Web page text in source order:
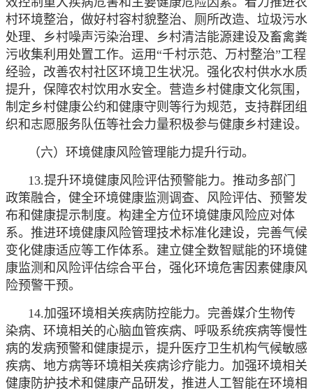
村环境整治，做好村容村貌整治、厕所改造、垃圾污水
处理、乡村噪声污染治理、乡村清洁能源建设及畜禽粪
污收集利用处置工作。运用“千村示范、万村整治”工程
经验，改善农村社区环境卫生状况。强化农村供水水质
提升，保障农村饮用水安全。营造乡村健康文化氛围，
制定乡村健康公约和健康守则等行为规范，支持群团组
织和志愿服务队伍等社会力量积极参与健康乡村建设。
（六）环境健康风险管理能力提升行动。
13.提升环境健康风险评估预警能力。推动多部门
政策融合，健全环境健康监测调查、风险评估、预警发
布和健康提示制度。构建全方位环境健康风险应对体
系。推进环境健康风险管理技术标准化建设，完善气候
变化健康适应等工作体系。建立健全数智赋能的环境健
康监测和风险评估综合平台，强化环境危害因素健康风
险预警干预。
14.加强环境相关疾病防控能力。完善媒介生物传
染病、环境相关的心脑血管疾病、呼吸系统疾病等慢性
病的发病预警和健康提示，提升医疗卫生机构气候敏感
疾病、地方病等环境相关疾病诊疗能力。加强环境相关
健康防护技术和健康产品研发，推进人工智能在环境相